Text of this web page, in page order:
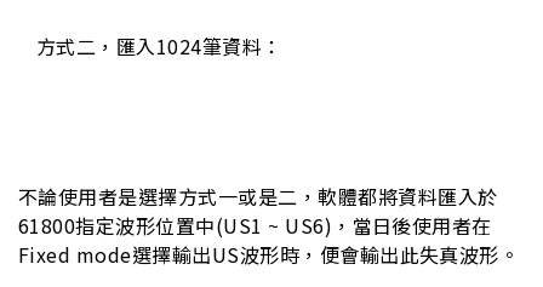
方式二，匯入1024筆資料：
不論使用者是選擇方式一或是二，軟體都將資料匯入於
61800指定波形位置中(US1 ~ US6)，當日後使用者在
Fixed mode選擇輸出US波形時，便會輸出此失真波形。